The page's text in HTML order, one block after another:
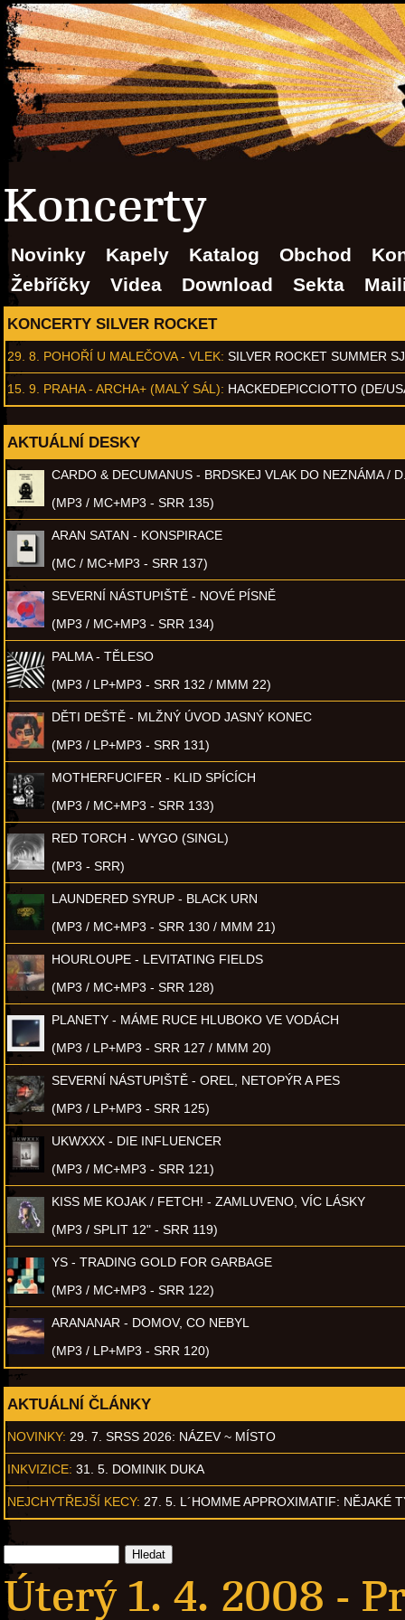
Koncerty
Novinky Kapely Katalog Obchod
Žebříčky
Videa Download Sekta
KONCERTY SILVER ROCKET
29. 8. POHOŘÍ U MALEČOVA - VLEK: SILVER ROCKET SUMMER
15. 9. PRAHA - ARCHA+ (MALÝ SÁL): HACKEDEPICCIOTTO (DE/
AKTUÁLNÍ DESKY
CARDO & DECUMANUS - BRDSKEJ VLAK DO NEZNÁMA /
(MP3 / MC+MP3 - SRR 135)
ARAN SATAN - KONSPIRACE
(MC / MC+MP3 - SRR 137)
SEVERNÍ NÁSTUPIŠTĚ - NOVÉ PÍSNĚ
(MP3 / MC+MP3 - SRR 134)
PALMA - TĚLESO
(MP3 / LP+MP3 - SRR 132 / MMM 22)
DĚTI DEŠTĚ - MLŽNÝ ÚVOD JASNÝ KONEC
(MP3 / LP+MP3 - SRR 131)
MOTHERFUCIFER - KLID SPÍCÍCH
(MP3 / MC+MP3 - SRR 133)
RED TORCH - WYGO (SINGL)
(MP3 - SRR)
LAUNDERED SYRUP - BLACK URN
(MP3 / MC+MP3 - SRR 130 / MMM 21)
HOURLOUPE - LEVITATING FIELDS
(MP3 / MC+MP3 - SRR 128)
PLANETY - MÁME RUCE HLUBOKO VE VODÁCH
(MP3 / LP+MP3 - SRR 127 / MMM 20)
SEVERNÍ NÁSTUPIŠTĚ - OREL, NETOPÝR A PES
(MP3 / LP+MP3 - SRR 125)
UKWXXX - DIE INFLUENCER
(MP3 / MC+MP3 - SRR 121)
KISS ME KOJAK / FETCH! - ZAMLUVENO, VÍC LÁSKY
(MP3 / SPLIT 12" - SRR 119)
YS - TRADING GOLD FOR GARBAGE
(MP3 / MC+MP3 - SRR 122)
ARANANAR - DOMOV, CO NEBYL
(MP3 / LP+MP3 - SRR 120)
AKTUÁLNÍ ČLÁNKY
NOVINKY: 29. 7. SRSS 2026: NÁZEV ~ MÍSTO
INKVIZICE: 31. 5. DOMINIK DUKA
NEJCHYTŘEJŠÍ KECY: 27. 5. L´HOMME APPROXIMATIF: NĚJAKÉ
Úterý 1. 4. 2008 -